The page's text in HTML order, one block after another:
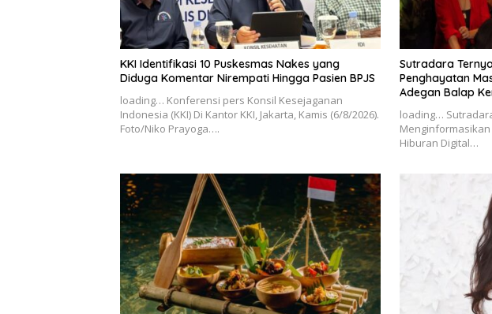
KKI Identifikasi 10 Puskesmas Nakes yang
Diduga Komentar Nirempati Hingga Pasien BPJS
loading… Konferensi pers Konsil Kesejaganan
Indonesia (KKI) Di Kantor KKI, Jakarta, Kamis (6/8/2026).
Foto/Niko Prayoga….
Sutradara
Penghayatan
Adegan Balap
loading…
Hiburan Digital…